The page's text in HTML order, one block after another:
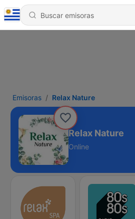
Emisoras Relax Nature
Relax Nature
Online